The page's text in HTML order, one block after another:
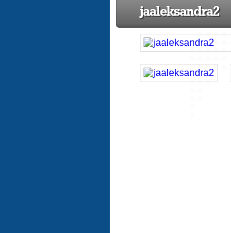
jaaleksandra2